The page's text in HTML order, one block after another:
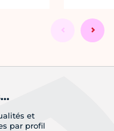
et
par profil